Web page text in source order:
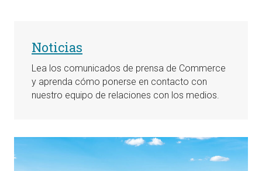
Noticias
Lea los comunicados de prensa de Commerce
y aprenda cómo ponerse en contacto con
nuestro equipo de relaciones con los medios.